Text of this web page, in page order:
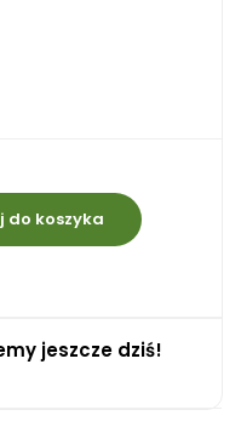
do koszyka
jeszcze dziś!